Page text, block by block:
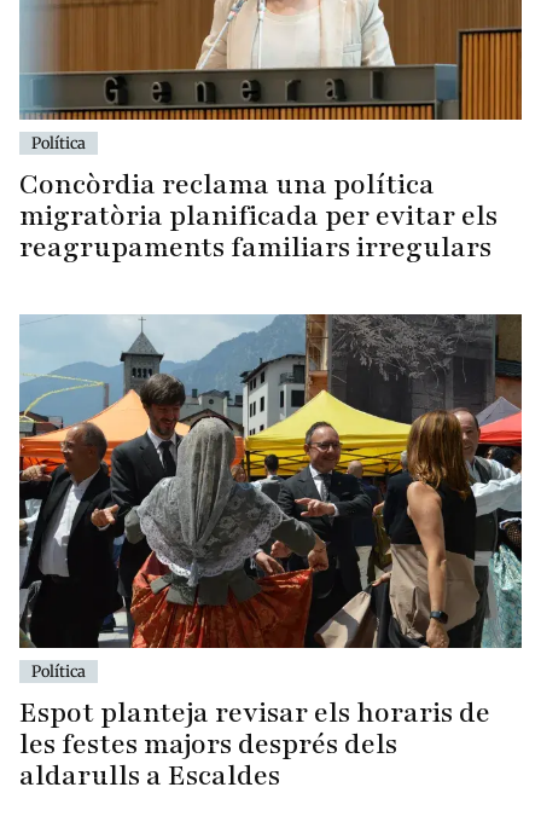
Política
Concòrdia reclama una política
migratòria planificada per evitar els
reagrupaments familiars irregulars
Política
Espot planteja revisar els horaris de
les festes majors després dels
aldarulls a Escaldes